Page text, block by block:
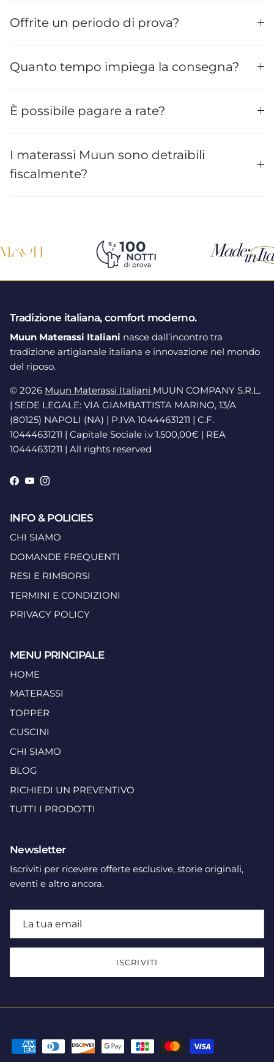
Offrite un periodo di prova?
Quanto tempo impiega la consegna?
È possibile pagare a rate?
I materassi Muun sono detraibili
fiscalmente?
Tradizione italiana, comfort moderno.
Muun Materassi Italiani nasce dall’incontro tra
tradizione artigianale italiana e innovazione nel mondo
del riposo.
© 2026 Muun Materassi Italiani MUUN COMPANY S.R.L.
| SEDE LEGALE: VIA GIAMBATTISTA MARINO, 13/A
(80125) NAPOLI (NA) | P.IVA 10444631211 | C.F.
10444631211 | Capitale Sociale i.v 1.500,00€ | REA
10444631211 | All rights reserved
Facebook
YouTube
Instagram
INFO & POLICIES
CHI SIAMO
DOMANDE FREQUENTI
RESI E RIMBORSI
TERMINI E CONDIZIONI
PRIVACY POLICY
MENU PRINCIPALE
HOME
MATERASSI
TOPPER
CUSCINI
CHI SIAMO
BLOG
RICHIEDI UN PREVENTIVO
TUTTI I PRODOTTI
Newsletter
Iscriviti per ricevere offerte esclusive, storie originali,
eventi e altro ancora.
ISCRIVITI